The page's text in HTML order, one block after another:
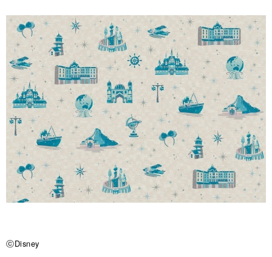
ⓒDisney